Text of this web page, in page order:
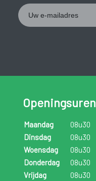
Openingsuren
Maandag 08u30
Dinsdag
08u30
Woensdag
08u30
Donderdag
08u30
Vrijdag
08u30